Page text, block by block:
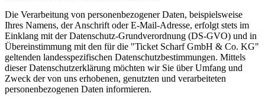
Die Verarbeitung von personenbezogener Daten, beispielsweise
Ihres Namens, der Anschrift oder E-Mail-Adresse, erfolgt stets im
Einklang mit der Datenschutz-Grundverordnung (DS-GVO) und in
Übereinstimmung mit den für die "Ticket Scharf GmbH & Co. KG"
geltenden landesspezifischen Datenschutzbestimmungen. Mittels
dieser Datenschutzerklärung möchten wir Sie über Umfang und
Zweck der von uns erhobenen, genutzten und verarbeiteten
personenbezogenen Daten informieren.